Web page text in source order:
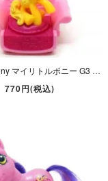
My Little Pony マイリトルポニー G3 McDonalds Happy Meal マクドナルド ミールトイ 2007年 Butterscotch バタースコッチ イエロー ソファ付き
770円(税込)